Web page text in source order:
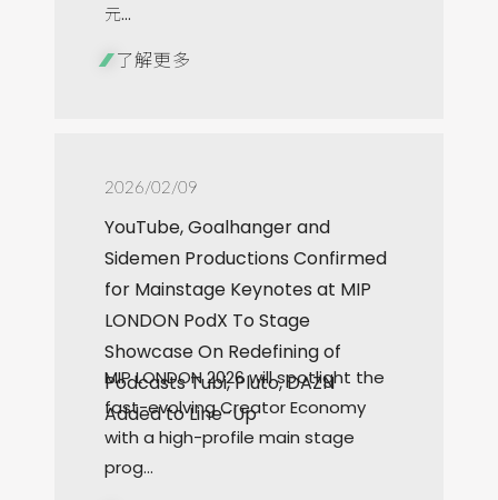
元...
了解更多
2026/02/09
YouTube, Goalhanger and
Sidemen Productions Confirmed
for Mainstage Keynotes at MIP
LONDON PodX To Stage
Showcase On Redefining of
Podcasts Tubi, Pluto, DAZN
Added to Line-Up
MIP LONDON 2026 will spotlight the
fast-evolving Creator Economy
with a high-profile main stage
prog...